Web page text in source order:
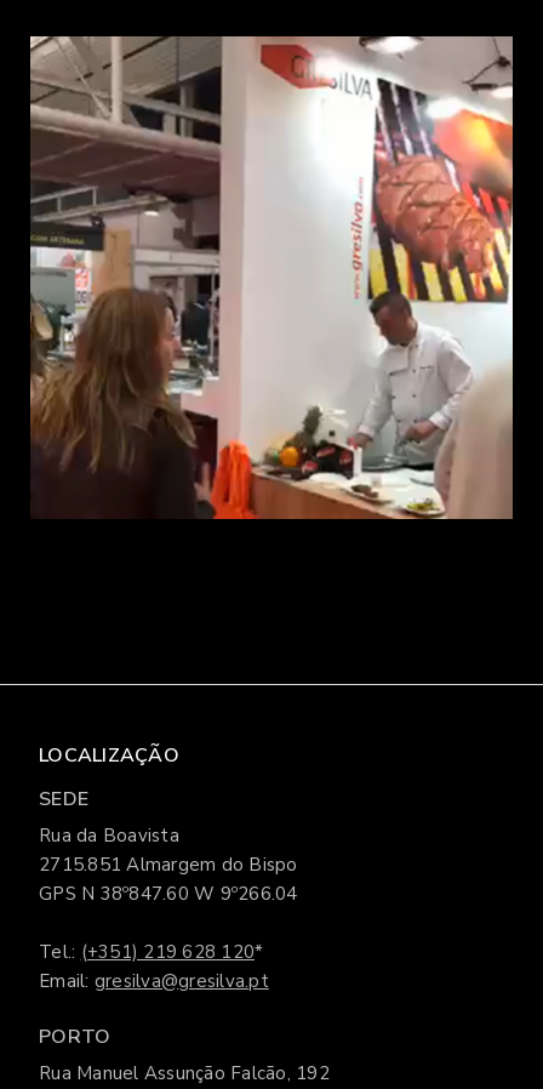
LOCALIZAÇÃO
SEDE
Rua da Boavista
2715.851 Almargem do Bispo
GPS N 38º847.60 W 9º266.04
Tel.: (+351) 219 628 120*
Email: gresilva@gresilva.pt
PORTO
Rua Manuel Assunção Falcão, 192